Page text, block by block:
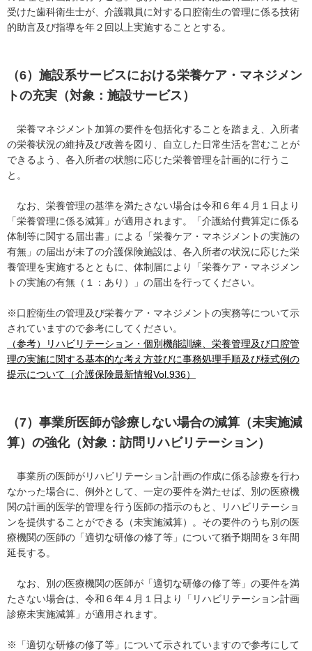
受けた歯科衛生士が、介護職員に対する口腔衛生の管理に係る技術
的助言及び指導を年２回以上実施することとする。
（6）施設系サービスにおける栄養ケア・マネジメン
トの充実（対象：施設サービス）
栄養マネジメント加算の要件を包括化することを踏まえ、入所者
の栄養状況の維持及び改善を図り、自立した日常生活を営むことが
できるよう、各入所者の状態に応じた栄養管理を計画的に行うこ
と。
なお、栄養管理の基準を満たさない場合は令和６年４月１日より
「栄養管理に係る減算」が適用されます。「介護給付費算定に係る
体制等に関する届出書」による「栄養ケア・マネジメントの実施の
有無」の届出が未了の介護保険施設は、各入所者の状況に応じた栄
養管理を実施するとともに、体制届により「栄養ケア・マネジメン
トの実施の有無（１：あり）」の届出を行ってください。
※口腔衛生の管理及び栄養ケア・マネジメントの実務等について示
されていますので参考にしてください。
（参考）リハビリテーション・個別機能訓練、栄養管理及び口腔管
理の実施に関する基本的な考え方並びに事務処理手順及び様式例の
提示について（介護保険最新情報Vol.936）
（7）事業所医師が診療しない場合の減算（未実施減
算）の強化（対象：訪問リハビリテーション）
事業所の医師がリハビリテーション計画の作成に係る診療を行わ
なかった場合に、例外として、一定の要件を満たせば、別の医療機
関の計画的医学的管理を行う医師の指示のもと、リハビリテーショ
ンを提供することができる（未実施減算）。その要件のうち別の医
療機関の医師の「適切な研修の修了等」について猶予期間を３年間
延長する。
なお、別の医療機関の医師が「適切な研修の修了等」の要件を満
たさない場合は、令和６年４月１日より「リハビリテーション計画
診療未実施減算」が適用されます。
※「適切な研修の修了等」について示されていますので参考にして